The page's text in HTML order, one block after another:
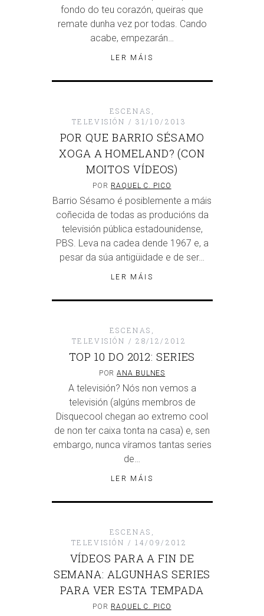
fondo do teu corazón, queiras que
remate dunha vez por todas. Cando
acabe, empezarán…
LER MÁIS
ESCENAS ,
TELEVISIÓN
31/10/2013
POR QUE BARRIO SÉSAMO
XOGA A HOMELAND? (CON
MOITOS VÍDEOS)
POR RAQUEL C. PICO
Barrio Sésamo é posiblemente a máis
coñecida de todas as producións da
televisión pública estadounidense,
PBS. Leva na cadea dende 1967 e, a
pesar da súa antigüidade e de ser…
LER MÁIS
ESCENAS ,
TELEVISIÓN
28/12/2012
TOP 10 DO 2012: SERIES
PORANA BULNES
A televisión? Nós non vemos a
televisión (algúns membros de
Disquecool chegan ao extremo cool
de non ter caixa tonta na casa) e, sen
embargo, nunca víramos tantas series
de…
LER MÁIS
ESCENAS ,
TELEVISIÓN
14/09/2012
VÍDEOS PARA A FIN DE
SEMANA: ALGUNHAS SERIES
PARA VER ESTA TEMPADA
POR RAQUEL C. PICO